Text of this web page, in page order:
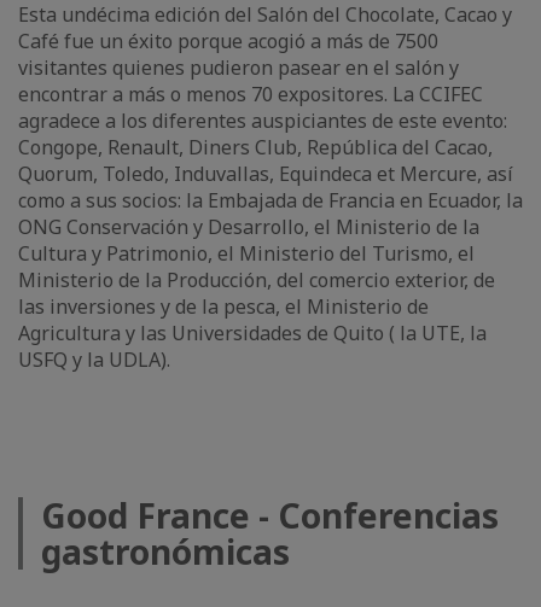
Esta undécima edición del Salón del Chocolate, Cacao y
Café fue un éxito porque acogió a más de 7500
visitantes quienes pudieron pasear en el salón y
encontrar a más o menos 70 expositores. La CCIFEC
agradece a los diferentes auspiciantes de este evento:
Congope, Renault, Diners Club, República del Cacao,
Quorum, Toledo, Induvallas, Equindeca et Mercure, así
como a sus socios: la Embajada de Francia en Ecuador, la
ONG Conservación y Desarrollo, el Ministerio de la
Cultura y Patrimonio, el Ministerio del Turismo, el
Ministerio de la Producción, del comercio exterior, de
las inversiones y de la pesca, el Ministerio de
Agricultura y las Universidades de Quito ( la UTE, la
USFQ y la UDLA).
Good France - Conferencias
gastronómicas